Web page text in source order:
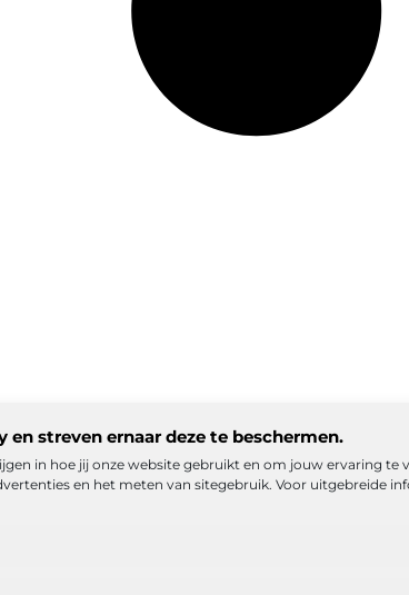
streven ernaar deze te beschermen.
in hoe jij onze website gebruikt en om jouw ervaring te
en het meten van sitegebruik. Voor uitgebreide
Google-posities